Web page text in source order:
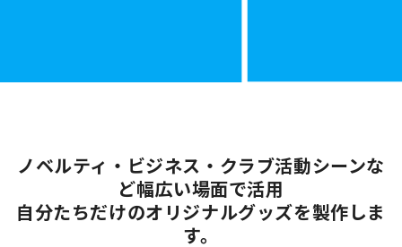
ノベルティ・ビジネス・クラブ活動シーンな
ど幅広い場面で活用
自分たちだけのオリジナルグッズを製作しま
す。